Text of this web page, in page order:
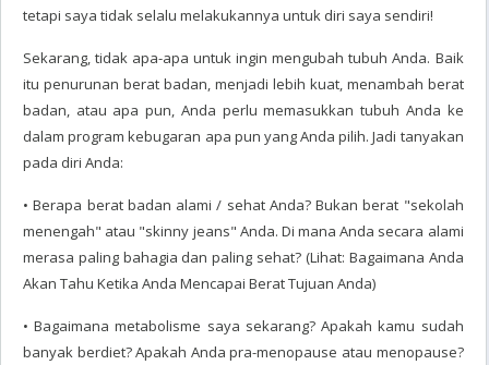
tetapi saya tidak selalu melakukannya untuk diri saya sendiri!
Sekarang, tidak apa-apa untuk ingin mengubah tubuh Anda. Baik
itu penurunan berat badan, menjadi lebih kuat, menambah berat
badan, atau apa pun, Anda perlu memasukkan tubuh Anda ke
dalam program kebugaran apa pun yang Anda pilih. Jadi tanyakan
pada diri Anda:
• Berapa berat badan alami / sehat Anda? Bukan berat "sekolah
menengah" atau "skinny jeans" Anda. Di mana Anda secara alami
merasa paling bahagia dan paling sehat? (Lihat: Bagaimana Anda
Akan Tahu Ketika Anda Mencapai Berat Tujuan Anda)
• Bagaimana metabolisme saya sekarang? Apakah kamu sudah
banyak berdiet? Apakah Anda pra-menopause atau menopause?